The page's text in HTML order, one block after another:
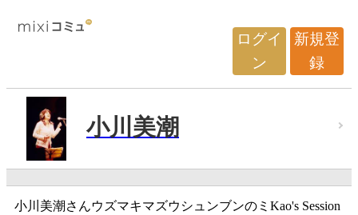
ログイ
ン
新規登
録
小川美潮
小川美潮さんウズマキマズウシュンブンのミKao's Session